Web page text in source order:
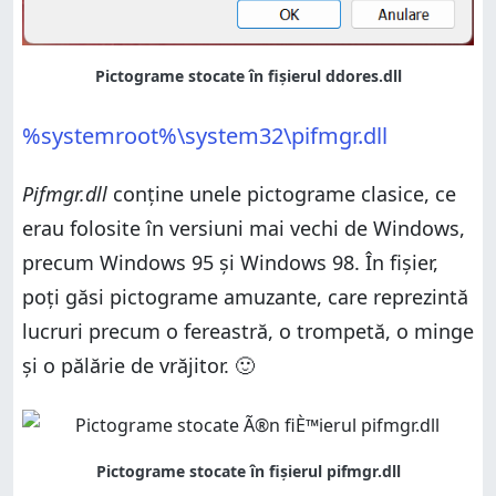
%systemroot%\system32\pifmgr.dll
Pifmgr.dll conține unele pictograme clasice, ce
erau folosite în versiuni mai vechi de Windows,
precum Windows 95 și Windows 98. În fișier,
poți găsi pictograme amuzante, care reprezintă
lucruri precum o fereastră, o trompetă, o minge
și o pălărie de vrăjitor. 🙂